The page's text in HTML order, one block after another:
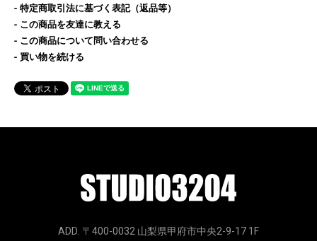
特定商取引法に基づく表記（返品等）
この商品を友達に教える
この商品について問い合わせる
買い物を続ける
ADD. 〒400-0032 山梨県甲府市中央2-9-17 1F